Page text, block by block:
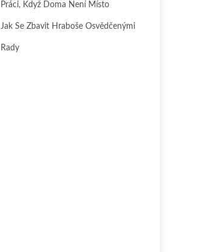
Práci, Když Doma Není Místo
Jak Se Zbavit Hraboše Osvědčenými
Rady